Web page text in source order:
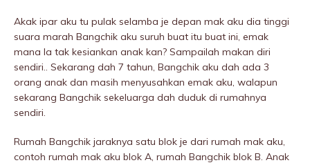
Akak ipar aku tu pulak selamba je depan mak aku dia tinggi
suara marah Bangchik aku suruh buat itu buat ini, emak
mana la tak kesiankan anak kan? Sampailah makan diri
sendiri.. Sekarang dah 7 tahun, Bangchik aku dah ada 3
orang anak dan masih menyusahkan emak aku, walapun
sekarang Bangchik sekeluarga dah duduk di rumahnya
sendiri.
Rumah Bangchik jaraknya satu blok je dari rumah mak aku,
contoh rumah mak aku blok A, rumah Bangchik blok B. Anak